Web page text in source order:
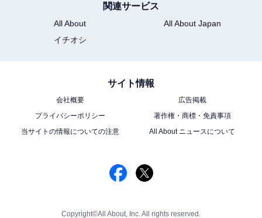
関連サービス
All About
All About Japan
イチオシ
サイト情報
会社概要
広告掲載
プライバシーポリシー
著作権・商標・免責事項
当サイトの情報についての注意
All About ニュースについて
Copyright©All About, Inc. All rights reserved.